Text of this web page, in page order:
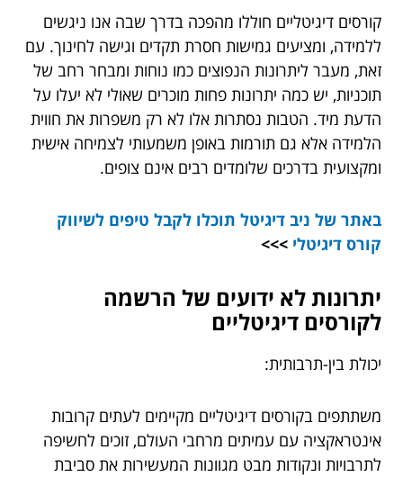
קורסים דיגיטליים חוללו מהפכה בדרך שבה אנו ניגשים
ללמידה, ומציעים גמישות חסרת תקדים וגישה לחינוך. עם
זאת, מעבר ליתרונות הנפוצים כמו נוחות ומבחר רחב של
תוכניות, יש כמה יתרונות פחות מוכרים שאולי לא יעלו על
הדעת מיד. הטבות נסתרות אלו לא רק משפרות את חווית
הלמידה אלא גם תורמות באופן משמעותי לצמיחה אישית
ומקצועית בדרכים שלומדים רבים אינם צופים.
באתר של ניב דיגיטל תוכלו לקבל טיפים לשיווק
קורס דיגיטלי >>>
יתרונות לא ידועים של הרשמה
לקורסים דיגיטליים
יכולת בין-תרבותית:
משתתפים בקורסים דיגיטליים מקיימים לעתים קרובות
אינטראקציה עם עמיתים מרחבי העולם, זוכים לחשיפה
לתרבויות ונקודות מבט מגוונות המעשירות את סביבת